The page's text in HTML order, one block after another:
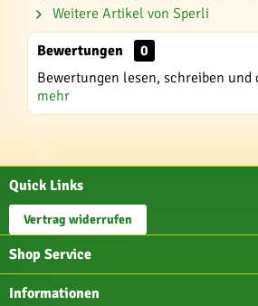
Weitere Artikel von Sperli
Bewertungen
0
Bewertungen lesen, schreiben und
mehr
Quick Links
Vertrag widerrufen
Shop Service
Informationen